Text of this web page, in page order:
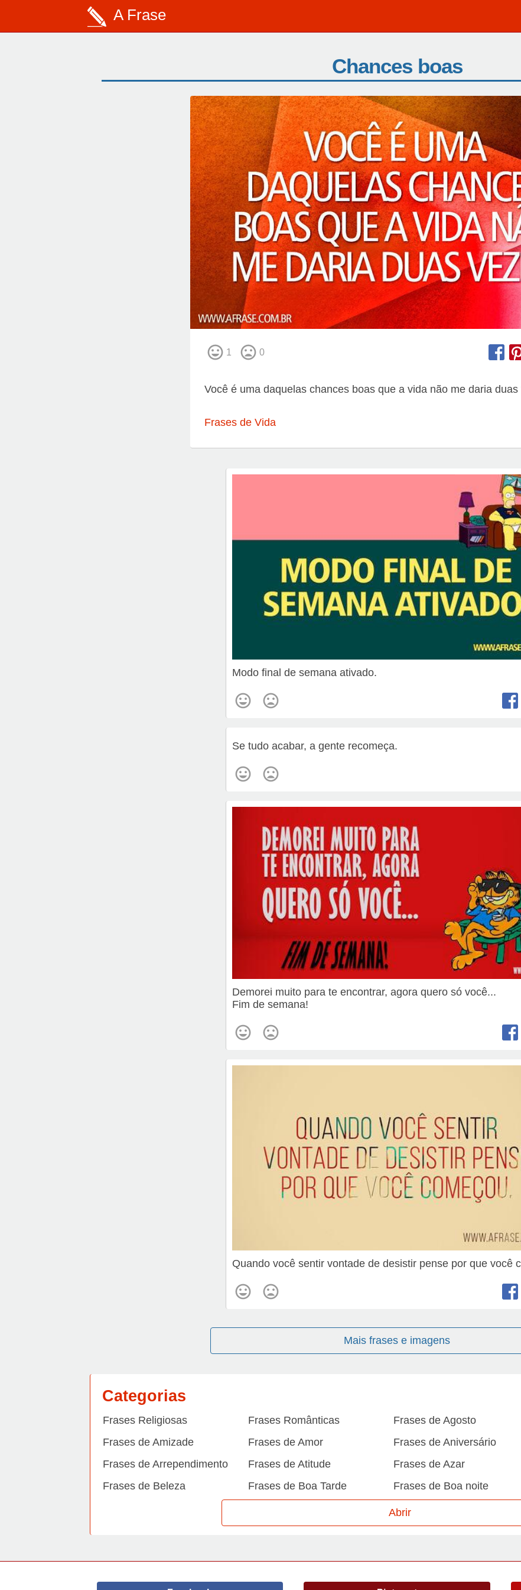
A Frase
Chances boas
1 0
Você é uma daquelas chances boas que a vida não me daria duas
Frases de Vida
Modo final de semana ativado.
Se tudo acabar, a gente recomeça.
Demorei muito para te encontrar, agora quero só você...
Fim de semana!
Quando você sentir vontade de desistir pense por que você
Mais frases e imagens
Categorias
Frases Religiosas Frases Românticas Frases de Agosto
Frases de Amizade
Frases de Amor Frases de Aniversário
Frases de Arrependimento
Frases de Atitude Frases de Azar
Frases de Beleza
Frases de Boa Tarde Frases de Boa noite
Frases de Caráter
Frases de Desculpa Frases de Dezembro
Abrir